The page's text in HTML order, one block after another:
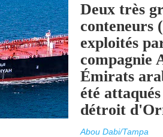
Deux très
conteneurs
exploités
compagnie
Émirats
été
détroit
Abou Dabi/Tampa